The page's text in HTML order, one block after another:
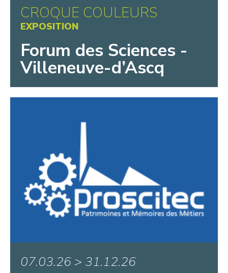
CROQUE COULEURS
EXPOSITION
Forum des Sciences -
Villeneuve-d’Ascq
07.03.26 > 31.12.26